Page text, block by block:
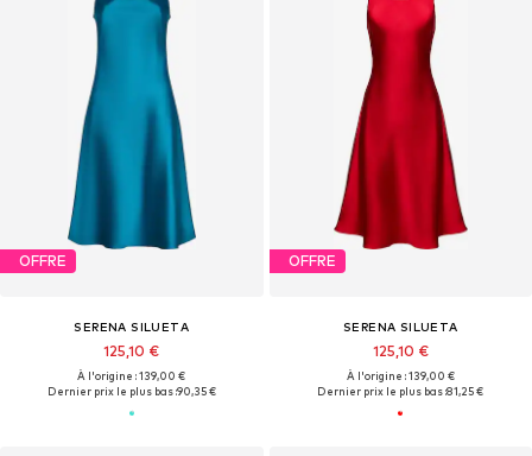
OFFRE
SERENA SILUETA
125,10 €
À l'origine : 139,00 €
Dernier prix le plus bas :90,35 €
OFFRE
SERENA SILUETA
125,10 €
À l'origine : 139,00 €
Dernier prix le plus bas :81,25 €